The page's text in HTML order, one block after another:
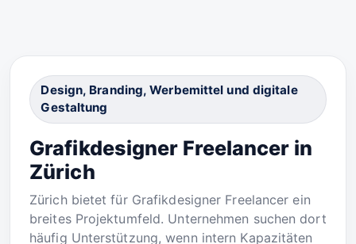
Design, Branding, Werbemittel und digitale
Gestaltung
Grafikdesigner Freelancer in
Zürich
Zürich bietet für Grafikdesigner Freelancer ein
breites Projektumfeld. Unternehmen suchen dort
häufig Unterstützung, wenn intern Kapazitäten